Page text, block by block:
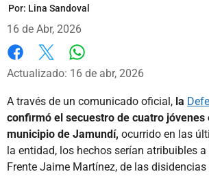
Por: Lina Sandoval
16 de Abr, 2026
Facebook
X
Actualizado: 16 de abr, 2026
A través de un comunicado oficial, la
confirmó el secuestro de cuatro jóvenes
municipio de Jamundí, ocurrido en las
la entidad, los hechos serían atribuibles
Frente Jaime Martínez, de las disidencias